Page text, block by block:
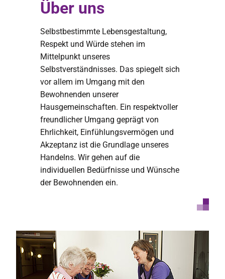
Über uns
Selbstbestimmte Lebensgestaltung,
Respekt und Würde stehen im
Mittelpunkt unseres
Selbstverständnisses. Das spiegelt sich
vor allem im Umgang mit den
Bewohnenden unserer
Hausgemeinschaften. Ein respektvoller
freundlicher Umgang geprägt von
Ehrlichkeit, Einfühlungsvermögen und
Akzeptanz ist die Grundlage unseres
Handelns. Wir gehen auf die
individuellen Bedürfnisse und Wünsche
der Bewohnenden ein.